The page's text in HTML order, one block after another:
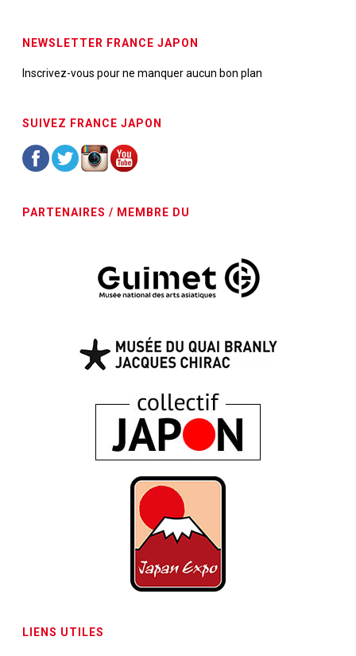
NEWSLETTER FRANCE JAPON
Inscrivez-vous pour ne manquer aucun bon plan
SUIVEZ FRANCE JAPON
PARTENAIRES / MEMBRE DU
LIENS UTILES